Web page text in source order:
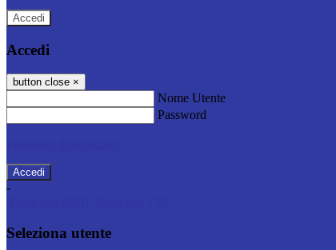
Accedi
Accedi
button close ×
Nome Utente
Password
-
Seleziona utente